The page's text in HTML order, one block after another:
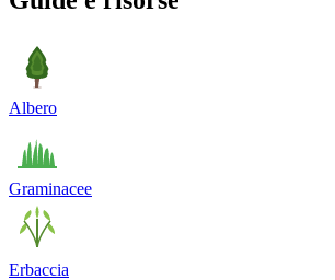
Albero
Graminacee
Erbaccia